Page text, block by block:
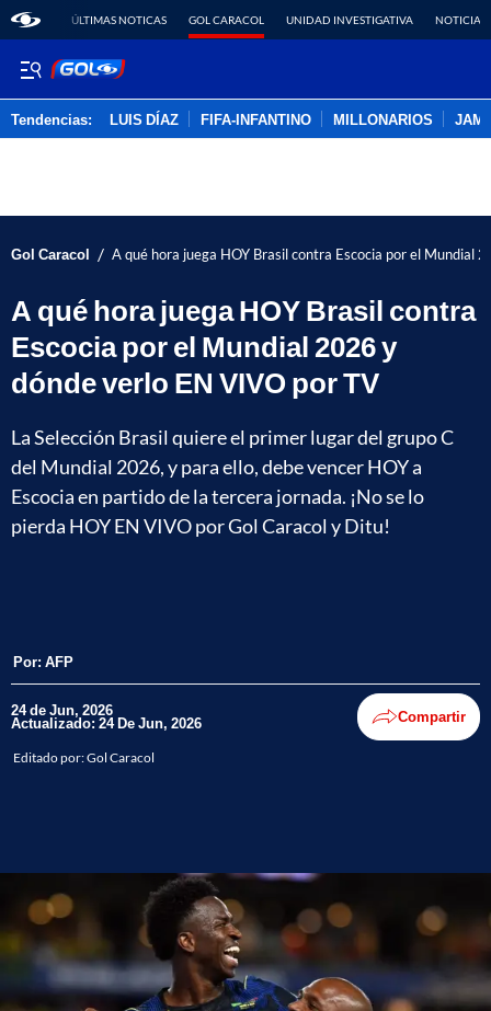
ÚLTIMAS NOTICAS GOL CARACOL UNIDAD INVESTIGATIVA NOTICIAS
Tendencias: LUIS DÍAZ FIFA-INFANTINO MILLONARIOS
Gol Caracol / A qué hora juega HOY Brasil contra Escocia por el Mundial
A qué hora juega HOY Brasil contra
Escocia por el Mundial 2026 y
dónde verlo EN VIVO por TV
La Selección Brasil quiere el primer lugar del grupo C
del Mundial 2026, y para ello, debe vencer HOY a
Escocia en partido de la tercera jornada. ¡No se lo
pierda HOY EN VIVO por Gol Caracol y Ditu!
Por: AFP
24 de Jun, 2026
Actualizado: 24 De Jun, 2026 Compartir
Editado por:Gol Caracol